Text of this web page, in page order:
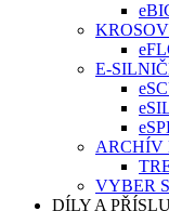
E-
ARCHÍV
VYBER
DÍLY A